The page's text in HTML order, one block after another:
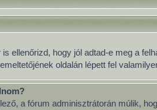
ellenőrizd, hogy jól adtad-e meg a
oldalán lépett fel
a fórum adminisztrátorán múlik,